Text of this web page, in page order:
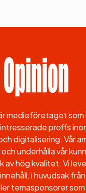
medieföretaget som
proffs
digitalisering. Vår
underhålla vår
av hög kvalitet. Vi
i huvudsak
temasponsorer som